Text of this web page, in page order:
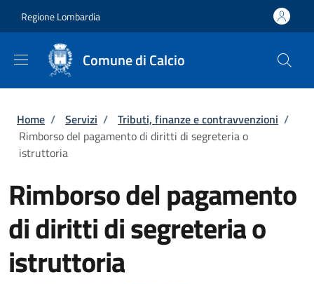
Regione Lombardia
Comune di Calcio
Briciole di pane
Home / Servizi / Tributi, finanze e contravvenzioni /
Rimborso del pagamento di diritti di segreteria o
istruttoria
Rimborso del pagamento
di diritti di segreteria o
istruttoria